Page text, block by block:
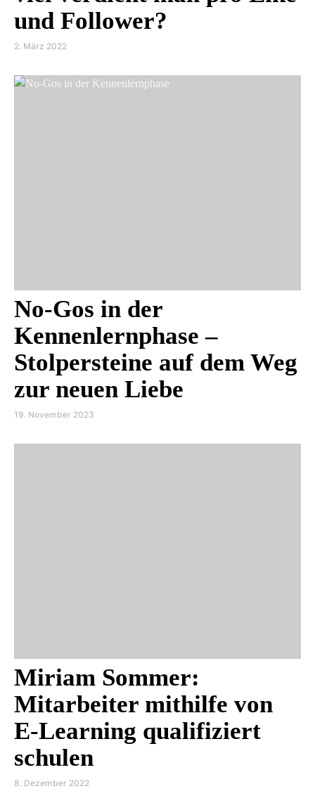
und Follower?
2. März 2022
No-Gos in der
Kennenlernphase –
Stolpersteine auf dem Weg
zur neuen Liebe
19. November 2023
Miriam Sommer:
Mitarbeiter mithilfe von
E-Learning qualifiziert
schulen
8. Dezember 2022